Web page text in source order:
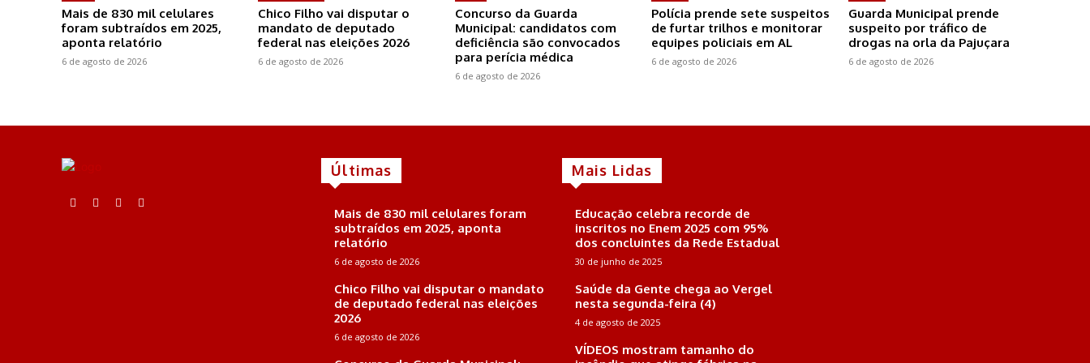
Mais de 830 mil celulares
foram subtraídos em 2025,
aponta relatório
6 de agosto de 2026
Chico Filho vai disputar o
mandato de deputado
federal nas eleições 2026
6 de agosto de 2026
Concurso da Guarda
Municipal: candidatos com
deficiência são convocados
para perícia médica
6 de agosto de 2026
Polícia prende sete suspeitos
de furtar trilhos e monitorar
equipes policiais em AL
6 de agosto de 2026
Guarda Municipal prende
suspeito por tráfico de
drogas na orla da Pajuçara
6 de agosto de 2026
Últimas
Mais de 830 mil celulares foram
subtraídos em 2025, aponta
relatório
6 de agosto de 2026
Chico Filho vai disputar o mandato
de deputado federal nas eleições
2026
6 de agosto de 2026
Mais Lidas
Educação celebra recorde de
inscritos no Enem 2025 com 95%
dos concluintes da Rede Estadual
30 de junho de 2025
Saúde da Gente chega ao Vergel
nesta segunda-feira (4)
4 de agosto de 2025
VÍDEOS mostram tamanho do